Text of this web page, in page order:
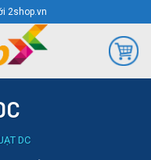
2shop.vn
DC